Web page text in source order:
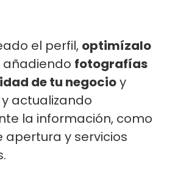
el perfil, optimízalo
añadiendo fotografías
de tu negocioy
actualizando
la información, como
apertura y servicios